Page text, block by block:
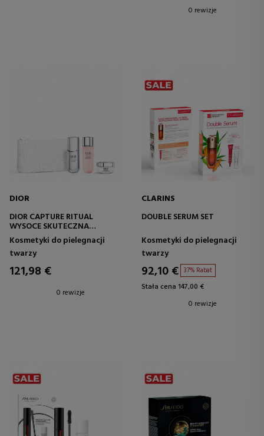
0 rewizje
DIOR
DIOR CAPTURE RITUAL
WYSOCE SKUTECZNA
KOREKCJA
PRZECIWSTARZENIOWA
Kosmetyki do pielegnacji
twarzy
121,98 €
0 rewizje
CLARINS
DOUBLE SERUM SET
Kosmetyki do pielegnacji
twarzy
92,10 € 37% Rabat
Stała cena 147,00 €
0 rewizje